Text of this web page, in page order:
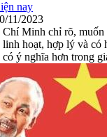
nay
11/2023
Minh chỉ rõ, muốn
hoạt, hợp lý và có
ý nghĩa hơn trong
thực hiện việc ...